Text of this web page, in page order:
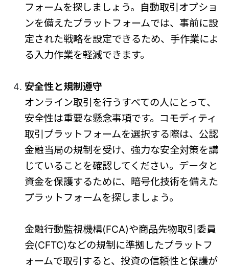
フォームを探しましょう。自動取引オプショ
ンを備えたプラットフォームでは、事前に設
定された戦略を設定できるため、手作業によ
る入力作業を軽減できます。
安全性と規制遵守
オンライン取引を行うすべての人にとって、
安全性は重要な懸念事項です。コモディティ
取引プラットフォームを選択する際は、公認
金融当局の規制を受け、強力な安全対策を講
じていることを確認してください。データと
資金を保護するために、暗号化技術を備えた
プラットフォームを探しましょう。
金融行動監視機構(FCA)や商品先物取引委員
会(CFTC)などの規制に準拠したプラットフ
ォームで取引すると、投資の信頼性と保護が